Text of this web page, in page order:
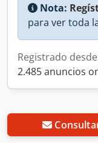
Nota:
para ver toda
Registrado
2.485 anuncios